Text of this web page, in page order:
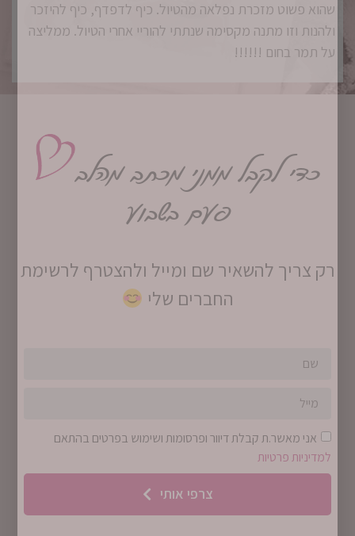
שהוא פשוט מזכרת נפלאה מהטיול. כיף לדפדף, כיף להיזכר
ולהנות וזו מתנה מקסימה שנתתי להוריי אחרי הטיול. ממליצה
על תמר בחום !!!!!!
כדי לקבל ממני מכתב מהלב
פעם בשבוע
רק צריך להשאיר שם ומייל ולהצטרף לרשימת
החברים שלי
אני מאשר.ת קבלת דיוור ופרסומות ושימוש בפרטים בהתאם
למדיניות פרטיות
צרפי אותי